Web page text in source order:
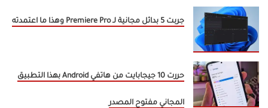
جربت 5 بدائل مجانية لـ Premiere Pro وهذا ما اعتمدته
حررت 10 جيجابايت من هاتفي Android بهذا التطبيق
المجاني مفتوح المصدر